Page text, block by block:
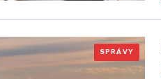
SPRÁVY